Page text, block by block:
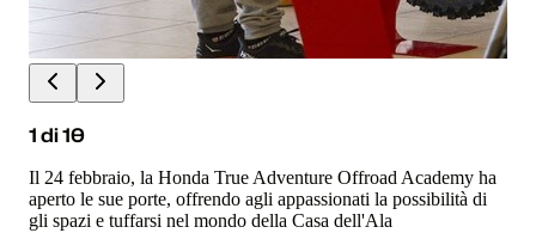
1di10
Il 24 febbraio, la Honda True Adventure Offroad Academy ha
aperto le sue porte, offrendo agli appassionati la possibilità di
gli spazi e tuffarsi nel mondo della Casa dell'Ala